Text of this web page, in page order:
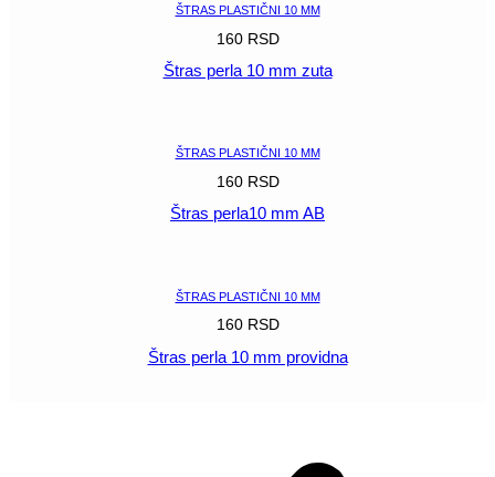
ŠTRAS PLASTIČNI 10 MM
160 RSD
Štras perla 10 mm zuta
ŠTRAS PLASTIČNI 10 MM
160 RSD
Štras perla10 mm AB
ŠTRAS PLASTIČNI 10 MM
160 RSD
Štras perla 10 mm providna